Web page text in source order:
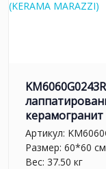
керамогранит
Артикул:
Размер: 60*60 см
Вес: 37.50 кг